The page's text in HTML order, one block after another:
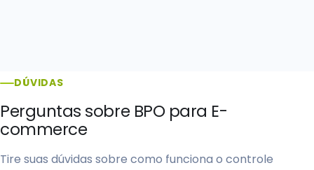
DÚVIDAS
Perguntas sobre BPO para E-
commerce
Tire suas dúvidas sobre como funciona o controle